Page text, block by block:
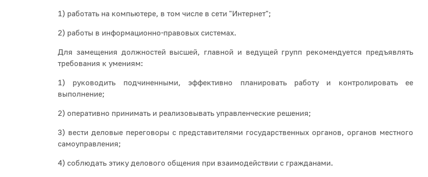
1) работать на компьютере, в том числе в сети "Интернет";
2) работы в информационно-правовых системах.
Для замещения должностей высшей, главной и ведущей групп рекомендуется предъявлять
требования к умениям:
1) руководить подчиненными, эффективно планировать работу и контролировать ее
выполнение;
2) оперативно принимать и реализовывать управленческие решения;
3) вести деловые переговоры с представителями государственных органов, органов местного
самоуправления;
4) соблюдать этику делового общения при взаимодействии с гражданами.